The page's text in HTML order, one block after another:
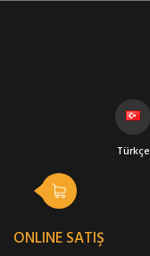
Türkçe
ONLINE SATIŞ